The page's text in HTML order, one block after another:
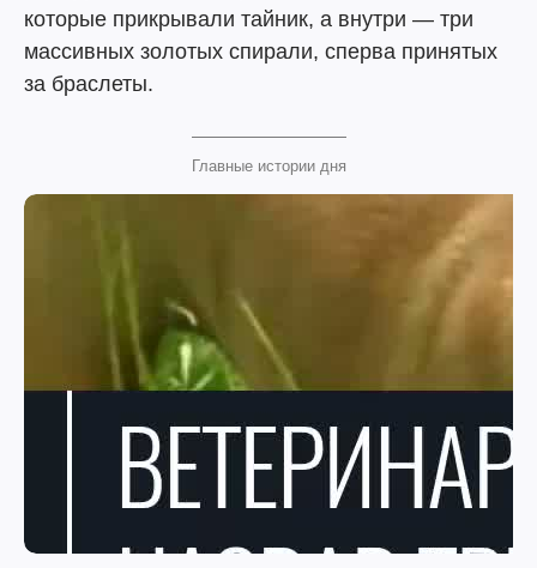
которые прикрывали тайник, а внутри — три
массивных золотых спирали, сперва принятых
за браслеты.
Главные истории дня